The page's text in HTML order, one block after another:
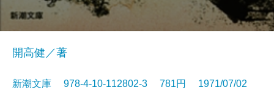
開高健／著
新潮文庫 978-4-10-112802-3 781円 1971/07/02